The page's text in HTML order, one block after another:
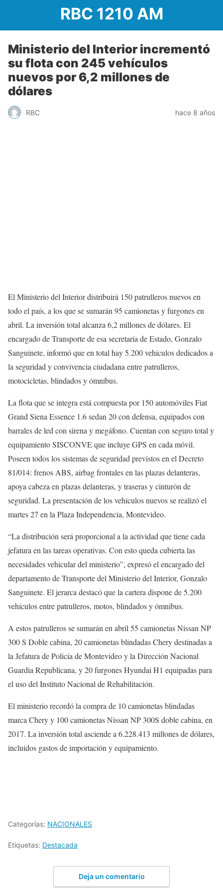
RBC 1210 AM
Ministerio del Interior incrementó
su flota con 245 vehículos
nuevos por 6,2 millones de
dólares
RBC hace 8 años
El Ministerio del Interior distribuirá 150 patrulleros nuevos en
todo el país, a los que se sumarán 95 camionetas y furgones en
abril. La inversión total alcanza 6,2 millones de dólares. El
encargado de Transporte de esa secretaría de Estado, Gonzalo
Sanguinete, informó que en total hay 5.200 vehículos dedicados a
la seguridad y convivencia ciudadana entre patrulleros,
motocicletas, blindados y ómnibus.
La flota que se integra está compuesta por 150 automóviles Fiat
Grand Siena Essence 1.6 sedan 20 con defensa, equipados con
barrales de led con sirena y megáfono. Cuentan con seguro total y
equipamiento SISCONVE que incluye GPS en cada móvil.
Poseen todos los sistemas de seguridad previstos en el Decreto
81/014: frenos ABS, airbag frontales en las plazas delanteras,
apoya cabeza en plazas delanteras, y traseras y cinturón de
seguridad. La presentación de los vehículos nuevos se realizó el
martes 27 en la Plaza Independencia, Montevideo.
“La distribución será proporcional a la actividad que tiene cada
jefatura en las tareas operativas. Con esto queda cubierta las
necesidades vehicular del ministerio”, expresó el encargado del
departamento de Transporte del Ministerio del Interior, Gonzalo
Sanguinete. El jerarca destacó que la cartera dispone de 5.200
vehículos entre patrulleros, motos, blindados y ómnibus.
A estos patrulleros se sumarán en abril 55 camionetas Nissan NP
300 S Doble cabina, 20 camionetas blindadas Chery destinadas a
la Jefatura de Policía de Montevideo y la Dirección Nacional
Guardia Republicana, y 20 furgones Hyundai H1 equipadas para
el uso del Instituto Nacional de Rehabilitación.
El ministerio recordó la compra de 10 camionetas blindadas
marca Chery y 100 camionetas Nissan NP 300S doble cabina, en
2017. La inversión total asciende a 6.228.413 millones de dólares,
incluidos gastos de importación y equipamiento.
Categorías: NACIONALES
Etiquetas: Destacada
Deja un comentario